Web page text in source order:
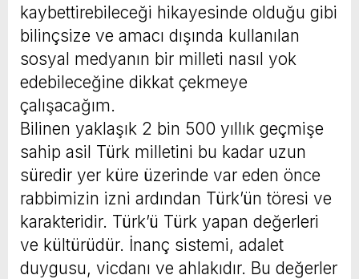
kaybettirebileceği hikayesinde olduğu gibi
bilinçsize ve amacı dışında kullanılan
sosyal medyanın bir milleti nasıl yok
edebileceğine dikkat çekmeye
çalışacağım.
Bilinen yaklaşık 2 bin 500 yıllık geçmişe
sahip asil Türk milletini bu kadar uzun
süredir yer küre üzerinde var eden önce
rabbimizin izni ardından Türk’ün töresi ve
karakteridir. Türk’ü Türk yapan değerleri
ve kültürüdür. İnanç sistemi, adalet
duygusu, vicdanı ve ahlakıdır. Bu değerler